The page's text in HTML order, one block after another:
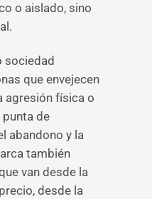
o aislado, sino
sociedad
que envejecen
agresión física o
de
abandono y la
también
van desde la
desde la